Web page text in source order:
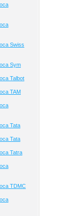
Swiss
Sym
Talbot
TAM
Tata
Tata
Tatra
TDMC